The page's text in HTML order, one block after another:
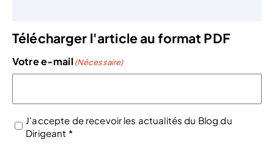
Télécharger l'article au format PDF
Votre e-mail (Nécessaire)
(Nécessaire)
J'accepte de recevoir les actualités du Blog du
Dirigeant *